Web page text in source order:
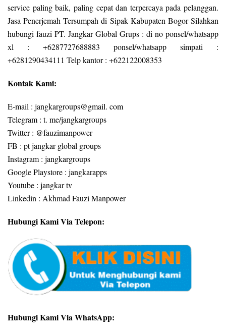
service paling baik, paling cepat dan terpercaya pada pelanggan.
Jasa Penerjemah Tersumpah di Sipak Kabupaten Bogor Silahkan
hubungi fauzi PT. Jangkar Global Grups : di no ponsel/whatsapp
xl : +6287727688883 ponsel/whatsapp simpati :
+6281290434111 Telp kantor : +622122008353
Kontak Kami:
E-mail : jangkargroups@gmail. com
Telegram : t. me/jangkargroups
Twitter : @fauzimanpower
FB : pt jangkar global groups
Instagram : jangkargroups
Google Playstore : jangkarapps
Youtube : jangkar tv
Linkedin : Akhmad Fauzi Manpower
Hubungi Kami Via Telepon:
Hubungi Kami Via WhatsApp: